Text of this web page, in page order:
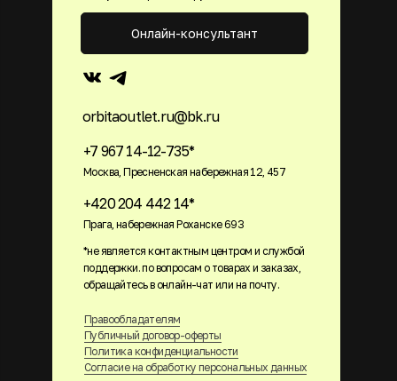
+7 967 14-12-735*
Москва, Пресненская набережная 12, 457
+420 204 442 14*
Прага, набережная Роханске 693
orbitaoutlet.ru@bk.ru
Правообладателям
Публичный договор-оферты
Политика конфиденциальности
Согласие на обработку персональных данных
Онлайн-консультант
*не является контактным центром и службой
поддержки. по вопросам о товарах и заказах,
обращайтесь в онлайн-чат или на почту.